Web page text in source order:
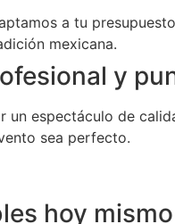
a tu
mexicana.
y
espectáculo de
sea perfecto.
hoy mismo